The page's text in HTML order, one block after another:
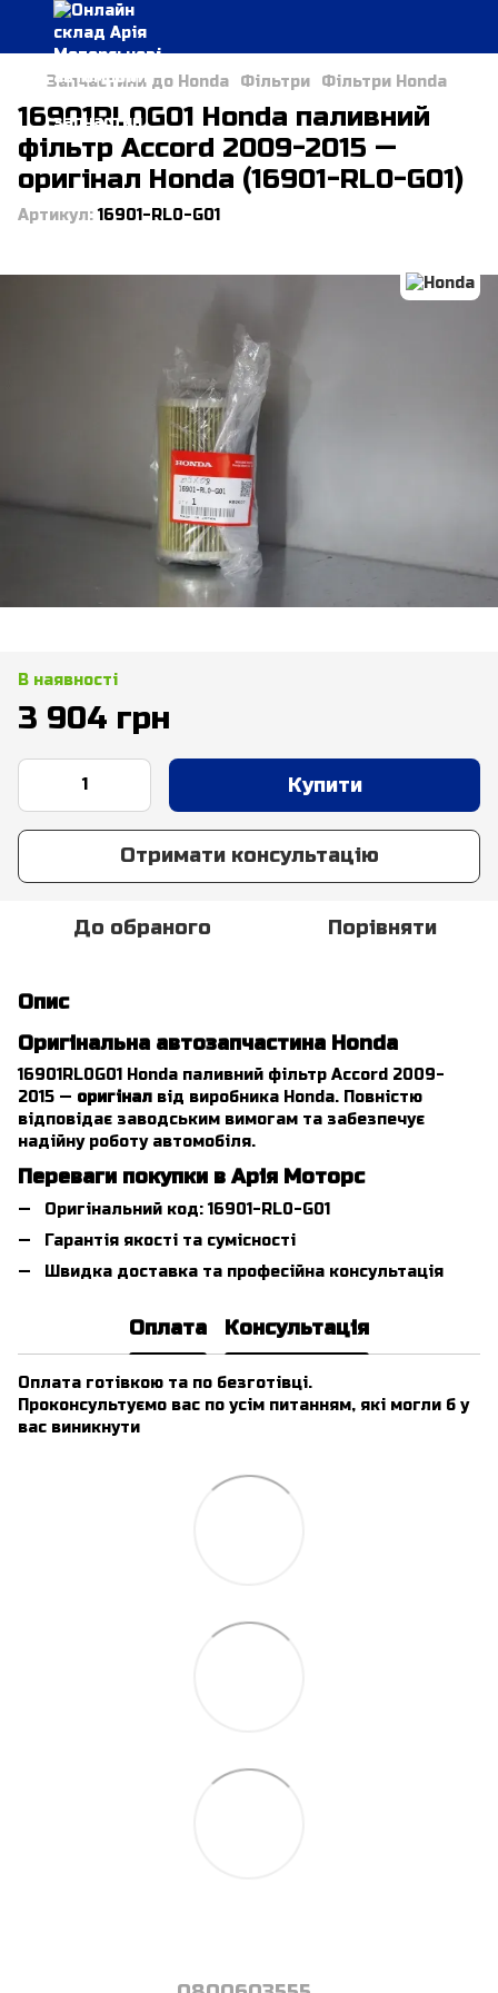
Запчастини до Honda Фільтри Фільтри Honda
16901RL0G01 Honda паливний
фільтр Accord 2009-2015 —
оригінал Honda (16901-RL0-G01)
Артикул:16901-RL0-G01
В наявності
3 904 грн
Купити
Отримати консультацію
До обраного Порівняти
Опис
Оригінальна автозапчастина Honda
16901RL0G01 Honda паливний фільтр Accord 2009-
2015 — оригінал від виробника Honda. Повністю
відповідає заводським вимогам та забезпечує
надійну роботу автомобіля.
Переваги покупки в Арія Моторс
Оригінальний код: 16901-RL0-G01
Гарантія якості та сумісності
Швидка доставка та професійна консультація
Оплата Консультація
Оплата готівкою та по безготівці.
Проконсультуємо вас по усім питанням, які могли б у
вас виникнути